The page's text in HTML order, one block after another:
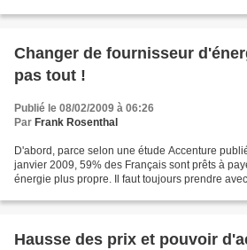
Changer de fournisseur
pas tout !
Publié le 08/02/2009 à 06:26
Par Frank Rosenthal
D'abord, parce selon une étude Accenture
janvier 2009, 59% des Français sont prêts à
énergie plus propre. Il faut toujours prendre
Hausse des prix et pouvoir